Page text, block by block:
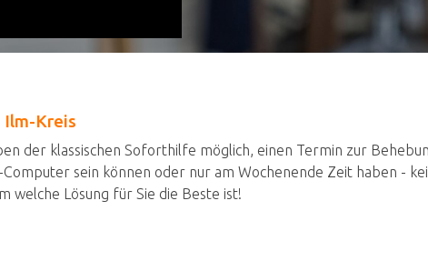
Ilm-Kreis
der klassischen Soforthilfe möglich, einen Termin zur
sein können oder nur am Wochenende Zeit haben -
welche Lösung für Sie die Beste ist!